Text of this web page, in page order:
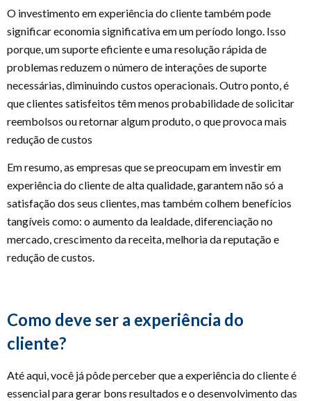
O investimento em experiência do cliente também pode
significar economia significativa em um período longo. Isso
porque, um suporte eficiente e uma resolução rápida de
problemas reduzem o número de interações de suporte
necessárias, diminuindo custos operacionais. Outro ponto, é
que clientes satisfeitos têm menos probabilidade de solicitar
reembolsos ou retornar algum produto, o que provoca mais
redução de custos
Em resumo, as empresas que se preocupam em investir em
experiência do cliente de alta qualidade, garantem não só a
satisfação dos seus clientes, mas também colhem benefícios
tangíveis como: o aumento da lealdade, diferenciação no
mercado, crescimento da receita, melhoria da reputação e
redução de custos.
Como deve ser a experiência do
cliente?
Até aqui, você já pôde perceber que a experiência do cliente é
essencial para gerar bons resultados e o desenvolvimento das